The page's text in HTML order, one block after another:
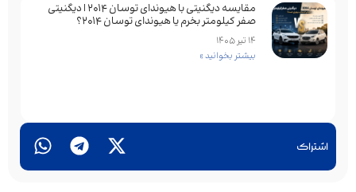
اشتراک
مقایسه دیگنیتی با هیوندای توسان 2014 | دیگنیتی
صفر کیلومتر بخرم یا هیوندای توسان 2014؟
14 تیر 1405
بیشتر بخوانید »